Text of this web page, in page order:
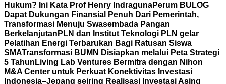
Hukum? Ini Kata Prof Henry IndragunaPerum BULOG
Dapat Dukungan Finansial Penuh Dari Pemerintah,
Transformasi Menuju Swasembada Pangan
Berkelanjutan PLN dan Institut Teknologi PLN gelar
Pelatihan Energi Terbarukan Bagi Ratusan Siswa
SMATransformasi BUMN Disiapkan melalui Peta Strategi
5 Tahun Living Lab Ventures Bermitra dengan Nihon
M&A Center untuk Perkuat Konektivitas Investasi
Indonesia–Jepang seiring Realisasi Investasi Asing